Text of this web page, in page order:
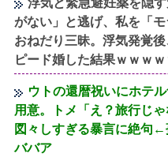
浮気と緊急避妊薬を隠
がない」と逃げ、私を「
おねだり三昧。浮気発覚
ピード婚した結果ｗｗｗｗ
ウトの還暦祝いにホテ
用意。トメ「え？旅行じ
図々しすぎる暴言に絶句
ババア